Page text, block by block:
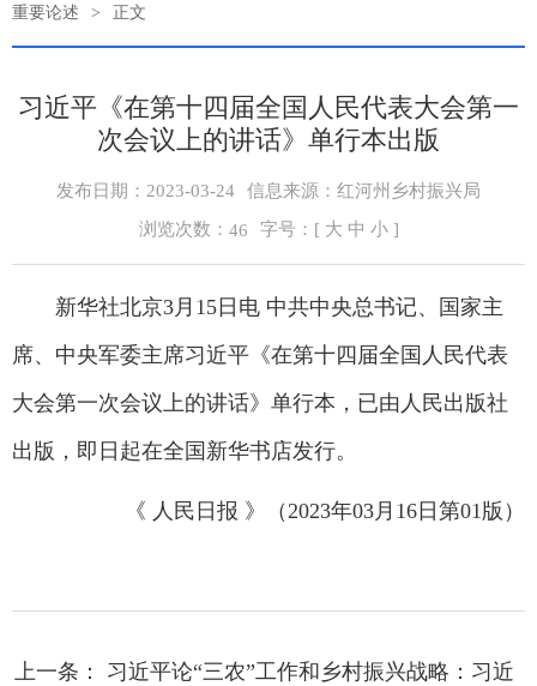
重要论述
> 正文
习近平《在第十四届全国人民代表大会第一
次会议上的讲话》单行本出版
发布日期：2023-03-24
信息来源：红河州乡村振兴局
浏览次数： 46 字号：[ 大 中 小]
新华社北京3月15日电 中共中央总书记、国家主
席、中央军委主席习近平《在第十四届全国人民代表
大会第一次会议上的讲话》单行本，已由人民出版社
出版，即日起在全国新华书店发行。
《 人民日报 》（2023年03月16日第01版）
上一条： 习近平论“三农”工作和乡村振兴战略：习近